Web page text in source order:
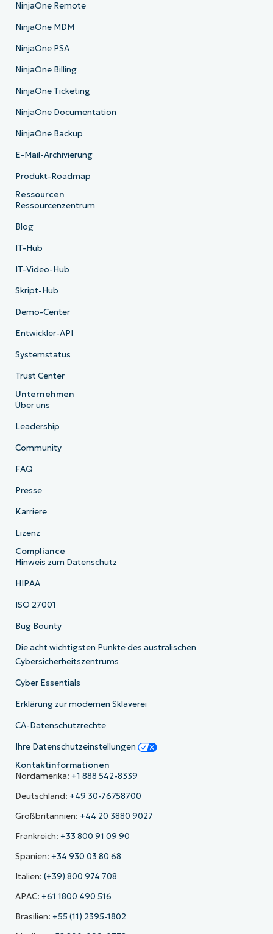
NinjaOne Remote
NinjaOne MDM
NinjaOne PSA
NinjaOne Billing
NinjaOne Ticketing
NinjaOne Documentation
NinjaOne Backup
E-Mail-Archivierung
Produkt-Roadmap
Ressourcen
Ressourcenzentrum
Blog
IT-Hub
IT-Video-Hub
Skript-Hub
Demo-Center
Entwickler-API
Systemstatus
Trust Center
Unternehmen
Über uns
Leadership
Community
FAQ
Presse
Karriere
Lizenz
Compliance
Hinweis zum Datenschutz
HIPAA
ISO 27001
Bug Bounty
Die acht wichtigsten Punkte des australischen
Cybersicherheitszentrums
Cyber Essentials
Erklärung zur modernen Sklaverei
CA-Datenschutzrechte
Ihre Datenschutzeinstellungen
Kontaktinformationen
Nordamerika: +1 888 542-8339
Deutschland: +49 30-76758700
Großbritannien: +44 20 3880 9027
Frankreich: +33 800 91 09 90
Spanien: +34 930 03 80 68
Italien: (+39) 800 974 708
APAC: +61 1800 490 516
Brasilien: +55 (11) 2395-1802